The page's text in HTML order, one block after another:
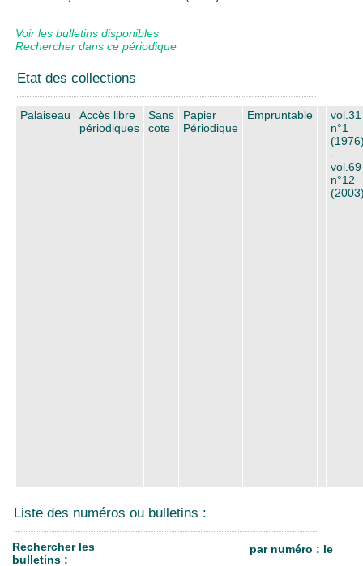
Voir les bulletins disponibles
Rechercher dans ce périodique
Etat des collections
Palaiseau
Accès libre
périodiques
Sans
cote
Papier
Périodique
Empruntable
vol.31
n°1
-
vol.69
n°12
Liste des numéros ou bulletins :
Rechercher les
bulletins :
par numéro : le